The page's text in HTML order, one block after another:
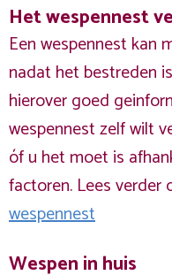
Het wespennest
Een wespennest kan
nadat het bestreden
hierover goed
wespennest zelf wilt
óf u het moet is
factoren. Lees verder
wespennest
Wespen in huis